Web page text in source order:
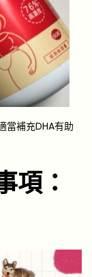
當補充DHA有助
項：